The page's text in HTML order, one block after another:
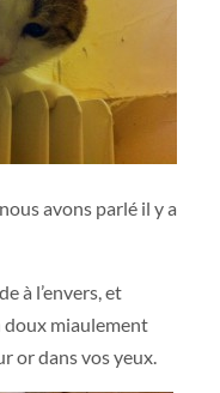
avons parlé il y a
à l’envers, et
doux miaulement
or dans vos yeux.